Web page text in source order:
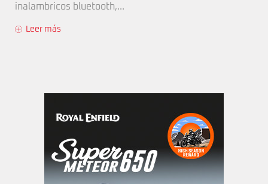
inalambricos bluetooth,...
Leer más